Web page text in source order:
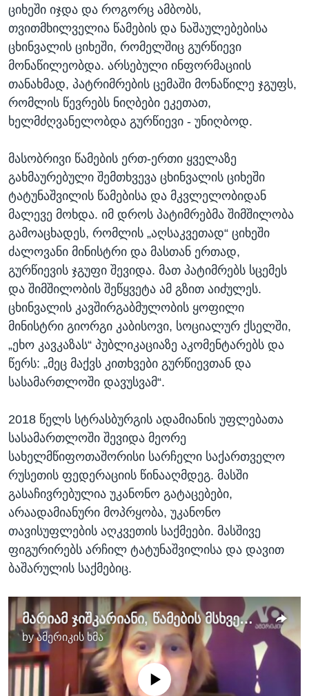
ციხეში იჯდა და როგორც ამბობს,
თვითმხილველია წამების და ნაშაულებებისა
ცხინვალის ციხეში, რომელშიც გურწიევი
მონაწილეობდა. არსებული ინფორმაციის
თანახმად, პატრიმრების ცემაში მონაწილე ჯგუფს,
რომლის წევრებს ნიღბები ეკეთათ,
ხელმძღვანელობდა გურწიევი - უნიღბოდ.
მასობრივი წამების ერთ-ერთი ყველაზე
გახმაურებული შემთხვევა ცხინვალის ციხეში
ტატუნაშვილის წამებისა და მკვლელობიდან
მალევე მოხდა. იმ დროს პატიმრებმა შიმშილობა
გამოაცხადეს, რომლის „აღსაკვეთად“ ციხეში
ძალოვანი მინისტრი და მასთან ერთად,
გურწიევის ჯგუფი შევიდა. მათ პატიმრებს სცემეს
და შიმშილობის შეწყვეტა ამ გზით აიძულეს.
ცხინვალის კავშირგაბმულობის ყოფილი
მინისტრი გიორგი კაბისოვი, სოციალურ ქსელში,
„ეხო კავკაზას“ პუბლიკაციაზე აკომენტარებს და
წერს: „მეც მაქვს კითხვები გურწიევთან და
სასამართლოში დავუსვამ“.
2018 წელს სტრასბურგის ადამიანის უფლებათა
სასამართლოში შევიდა მეორე
სახელმწიფოთაშორისი სარჩელი საქართველო
რუსეთის ფედერაციის წინააღმდეგ. მასში
გასაჩივრებულია უკანონო გატაცებები,
არაადამიანური მოპრყობა, უკანონო
თავისუფლების აღკვეთის საქმეები. მასშივე
ფიგურირებს არჩილ ტატუნაშვილისა და დავით
ბაშარულის საქმებიც.
მარიამ ჯიშკარიანი, წამების მსხვერპლთა რეაბილიტაციის ცენტრ „ემპათიის“ დირექტორი
byამერიკის ხმა
No media source currently available